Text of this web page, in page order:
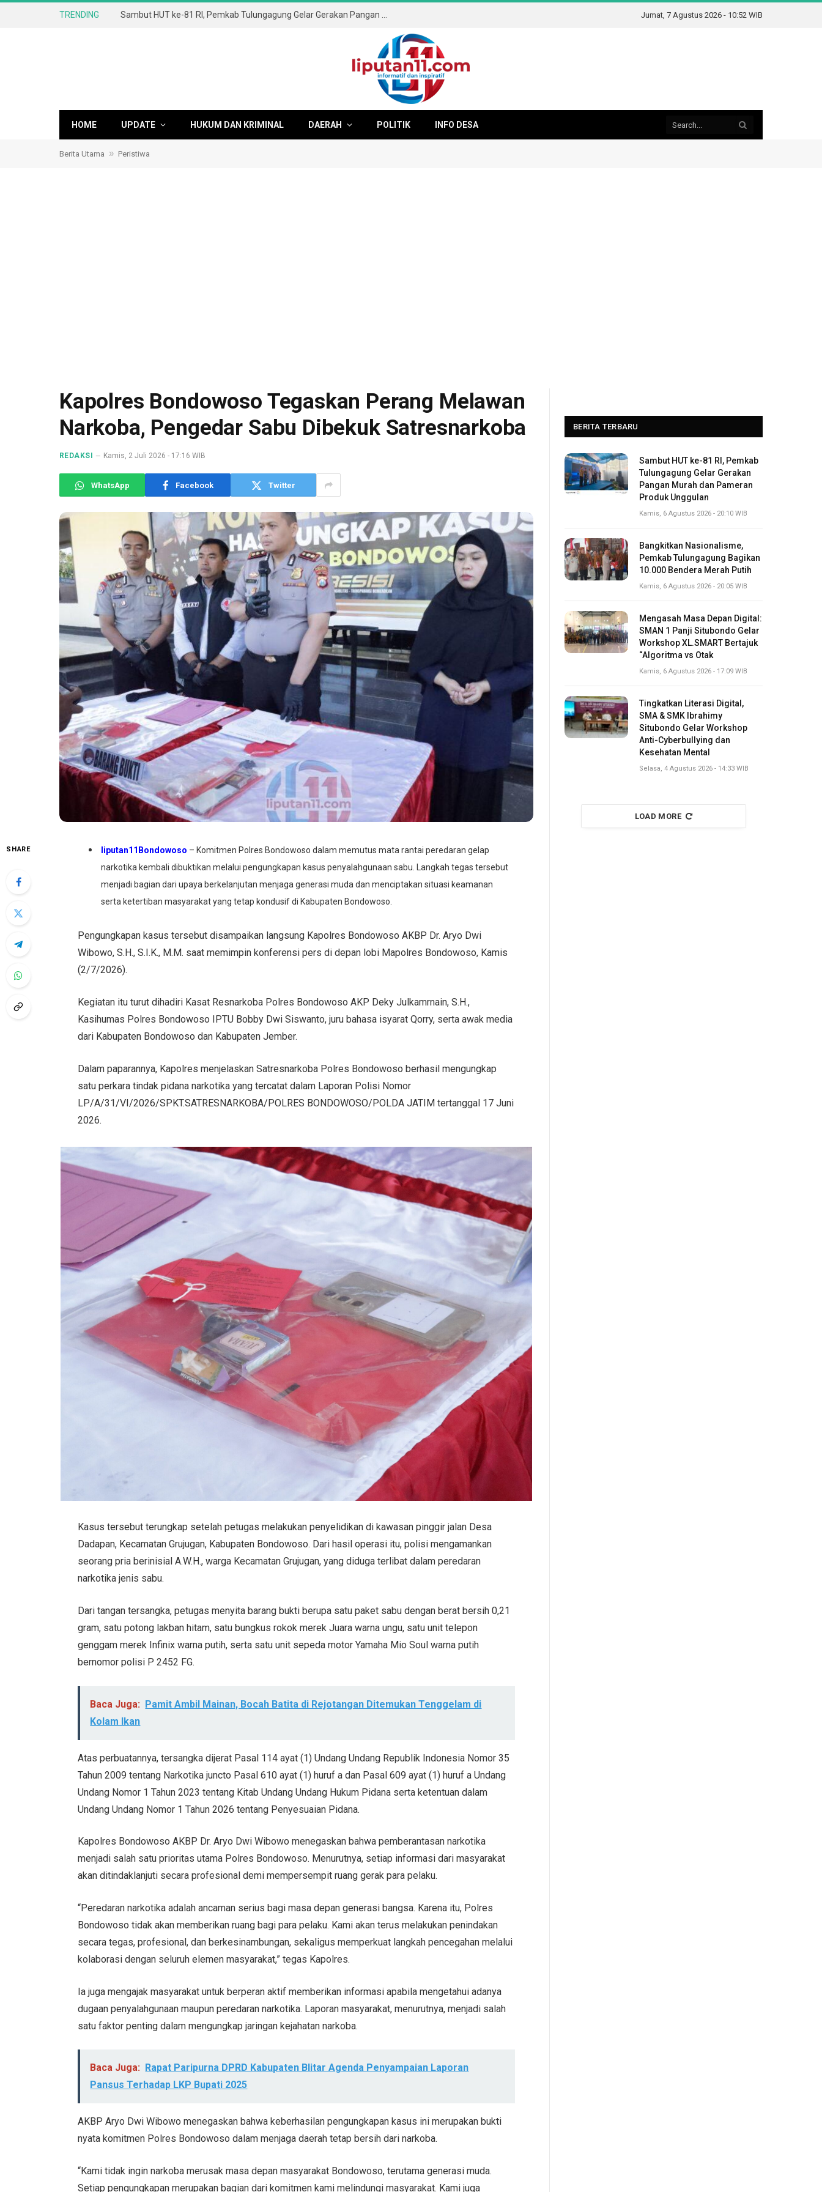
TRENDING Jumat, 7 Agustus 2026 - 10:52 WIB
HOME UPDATE HUKUM DAN KRIMINAL DAERAH POLITIK INFO DESA
Berita Utama » Peristiwa
Kapolres Bondowoso Tegaskan Perang Melawan
Narkoba, Pengedar Sabu Dibekuk Satresnarkoba
REDAKSI Kamis, 2 Juli 2026 - 17:16 WIB
WhatsApp Facebook Twitter
SHARE liputan11Bondowoso – Komitmen Polres Bondowoso dalam memutus mata rantai peredaran gelap
narkotika kembali dibuktikan melalui pengungkapan kasus penyalahgunaan sabu. Langkah tegas tersebut
menjadi bagian dari upaya berkelanjutan menjaga generasi muda dan menciptakan situasi keamanan
serta ketertiban masyarakat yang tetap kondusif di Kabupaten Bondowoso.
Pengungkapan kasus tersebut disampaikan langsung Kapolres Bondowoso AKBP Dr. Aryo Dwi
Wibowo, S.H., S.I.K., M.M. saat memimpin konferensi pers di depan lobi Mapolres Bondowoso, Kamis
(2/7/2026).
Kegiatan itu turut dihadiri Kasat Resnarkoba Polres Bondowoso AKP Deky Julkamrnain, S.H.,
Kasihumas Polres Bondowoso IPTU Bobby Dwi Siswanto, juru bahasa isyarat Qorry, serta awak media
dari Kabupaten Bondowoso dan Kabupaten Jember.
Dalam paparannya, Kapolres menjelaskan Satresnarkoba Polres Bondowoso berhasil mengungkap
satu perkara tindak pidana narkotika yang tercatat dalam Laporan Polisi Nomor
LP/A/31/VI/2026/SPKT.SATRESNARKOBA/POLRES BONDOWOSO/POLDA JATIM tertanggal 17 Juni
2026.
Kasus tersebut terungkap setelah petugas melakukan penyelidikan di kawasan pinggir jalan Desa
Dadapan, Kecamatan Grujugan, Kabupaten Bondowoso. Dari hasil operasi itu, polisi mengamankan
seorang pria berinisial A.W.H., warga Kecamatan Grujugan, yang diduga terlibat dalam peredaran
narkotika jenis sabu.
Dari tangan tersangka, petugas menyita barang bukti berupa satu paket sabu dengan berat bersih 0,21
gram, satu potong lakban hitam, satu bungkus rokok merek Juara warna ungu, satu unit telepon
genggam merek Infinix warna putih, serta satu unit sepeda motor Yamaha Mio Soul warna putih
bernomor polisi P 2452 FG.
Baca Juga: Pamit Ambil Mainan, Bocah Batita di Rejotangan Ditemukan Tenggelam di
Kolam Ikan
Atas perbuatannya, tersangka dijerat Pasal 114 ayat (1) Undang Undang Republik Indonesia Nomor 35
Tahun 2009 tentang Narkotika juncto Pasal 610 ayat (1) huruf a dan Pasal 609 ayat (1) huruf a Undang
Undang Nomor 1 Tahun 2023 tentang Kitab Undang Undang Hukum Pidana serta ketentuan dalam
Undang Undang Nomor 1 Tahun 2026 tentang Penyesuaian Pidana.
Kapolres Bondowoso AKBP Dr. Aryo Dwi Wibowo menegaskan bahwa pemberantasan narkotika
menjadi salah satu prioritas utama Polres Bondowoso. Menurutnya, setiap informasi dari masyarakat
akan ditindaklanjuti secara profesional demi mempersempit ruang gerak para pelaku.
“Peredaran narkotika adalah ancaman serius bagi masa depan generasi bangsa. Karena itu, Polres
Bondowoso tidak akan memberikan ruang bagi para pelaku. Kami akan terus melakukan penindakan
secara tegas, profesional, dan berkesinambungan, sekaligus memperkuat langkah pencegahan melalui
kolaborasi dengan seluruh elemen masyarakat,” tegas Kapolres.
Ia juga mengajak masyarakat untuk berperan aktif memberikan informasi apabila mengetahui adanya
dugaan penyalahgunaan maupun peredaran narkotika. Laporan masyarakat, menurutnya, menjadi salah
satu faktor penting dalam mengungkap jaringan kejahatan narkoba.
Baca Juga:
Rapat Paripurna DPRD Kabupaten Blitar Agenda Penyampaian Laporan
Pansus Terhadap LKP Bupati 2025
AKBP Aryo Dwi Wibowo menegaskan bahwa keberhasilan pengungkapan kasus ini merupakan bukti
nyata komitmen Polres Bondowoso dalam menjaga daerah tetap bersih dari narkoba.
“Kami tidak ingin narkoba merusak masa depan masyarakat Bondowoso, terutama generasi muda.
Setiap pengungkapan merupakan bagian dari komitmen kami melindungi masyarakat. Kami juga
BERITA TERBARU
Sambut HUT ke-81 RI, Pemkab
Tulungagung Gelar Gerakan
Pangan Murah dan Pameran
Produk Unggulan
Kamis, 6 Agustus 2026 - 20:10 WIB
Bangkitkan Nasionalisme,
Pemkab Tulungagung Bagikan
10.000 Bendera Merah Putih
Kamis, 6 Agustus 2026 - 20:05 WIB
Mengasah Masa Depan Digital:
SMAN 1 Panji Situbondo Gelar
Workshop XL.SMART Bertajuk
“Algoritma vs Otak
Kamis, 6 Agustus 2026 - 17:09 WIB
Tingkatkan Literasi Digital,
SMA & SMK Ibrahimy
Situbondo Gelar Workshop
Anti-Cyberbullying dan
Kesehatan Mental
Selasa, 4 Agustus 2026 - 14:33 WIB
LOAD MORE